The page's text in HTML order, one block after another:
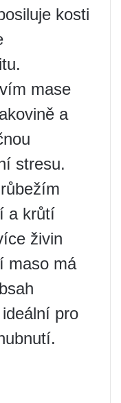
kosti
mase
a
stresu.
a krůtí
živin
maso má
pro